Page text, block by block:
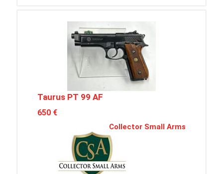
Taurus PT 99 AF
650 €
Collector Small Arms